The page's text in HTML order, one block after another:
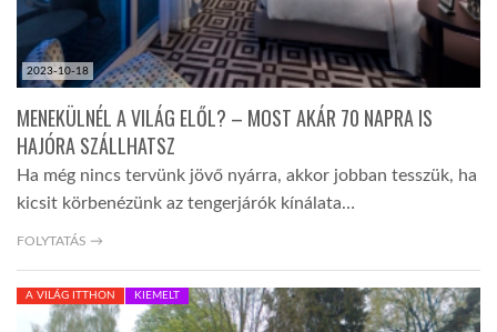
2023-10-18
MENEKÜLNÉL A VILÁG ELŐL? – MOST AKÁR 70 NAPRA IS
HAJÓRA SZÁLLHATSZ
Ha még nincs tervünk jövő nyárra, akkor jobban tesszük, ha
kicsit körbenézünk az tengerjárók kínálata…
FOLYTATÁS →
A VILÁG ITTHON KIEMELT